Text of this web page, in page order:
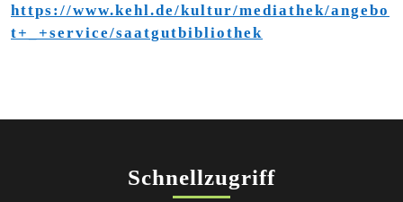
https://www.kehl.de/kultur/mediathek/angebo
t+_+service/saatgutbibliothek
Schnellzugriff